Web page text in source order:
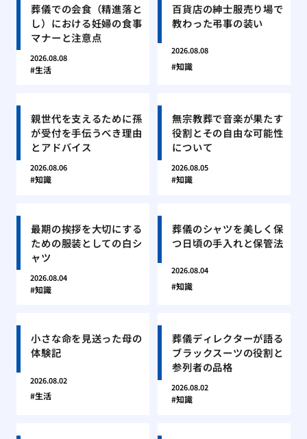
葬儀での会食（精進落と
し）における妊婦の食事
マナーと注意点
2026.08.08
生活
百貨店の紳士服売り場で
教わった弔事の装い
2026.08.08
知識
親世代を支えるために孫
が受付を手伝うべき理由
とアドバイス
2026.08.06
知識
無宗教葬で音楽が果たす
役割とその自由な可能性
について
2026.08.05
知識
最期の挨拶を大切にする
ための服装としての白シ
ャツ
2026.08.04
知識
葬儀のシャツを美しく保
つ日頃の手入れと保管法
2026.08.04
知識
小さな命を見送った母の
体験記
2026.08.02
生活
葬儀ディレクターが語る
ブラックスーツの役割と
参列者の品格
2026.08.02
知識